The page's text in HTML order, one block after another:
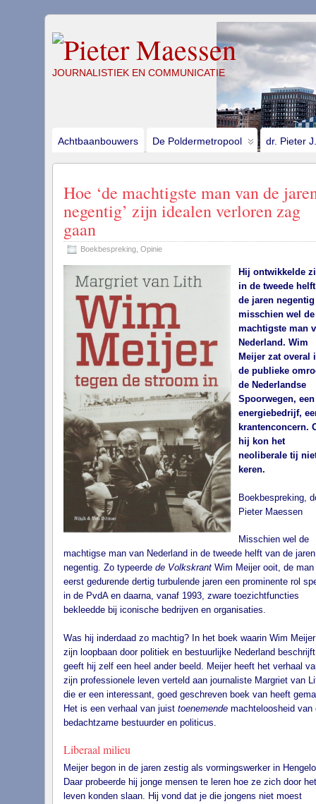
JOURNALISTIEK EN COMMUNICATIE
Achtbaanbouwers De Poldermetropool dr. Pieter
Hoe ‘de machtigste man van de
negentig’ zijn idealen verloren zag
gaan
Boekbespreking, Opinie
Hij ontwikkelde
in de tweede
de jaren
misschien wel de
machtigste man
Nederland. Wim
Meijer zat overal
de publieke
de Nederlandse
Spoorwegen, een
energiebedrijf,
krantenconcern.
hij kon het
neoliberale tij
keren.
Boekbespreking,
Pieter Maessen
Misschien wel de
machtigse man van Nederland in de tweede helft van de jaren
negentig. Zo typeerde de VolkskrantWim Meijer ooit, de man
eerst gedurende dertig turbulende jaren een prominente rol
in de PvdA en daarna, vanaf 1993, zware toezichtfuncties
bekleedde bij iconische bedrijven en organisaties.
Was hij inderdaad zo machtig? In het boek waarin Wim
zijn loopbaan door politiek en bestuurlijke Nederland
geeft hij zelf een heel ander beeld. Meijer heeft het verhaal
zijn professionele leven verteld aan journaliste Margriet van
die er een interessant, goed geschreven boek van heeft
Het is een verhaal van juist toenemendemachteloosheid van
bedachtzame bestuurder en politicus.
Liberaal milieu
Meijer begon in de jaren zestig als vormingswerker in
Daar probeerde hij jonge mensen te leren hoe ze zich door het
leven konden slaan. Hij vond dat je die jongens niet moest